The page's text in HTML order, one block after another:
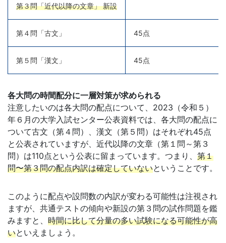
第３問「近代以降の文章」 新設
第４問「古文」 45点
第５問「漢文」 45点
各大問の時間配分に一層対策が求められる
注意したいのは各大問の配点について、2023（令和５）
年６月の大学入試センター公表資料では、各大問の配点に
ついて古文（第４問）、漢文（第５問）はそれぞれ45点
と公表されていますが、近代以降の文章（第１問～第３
問）は110点という公表に留まっています。つまり、 第１
問〜第３問の配点内訳は確定していないということです。
このように配点や設問数の内訳が変わる可能性は注視され
ますが、共通テストの傾向や新設の第３問の試作問題を鑑
みますと、 時間に比して分量の多い試験になる可能性が高
いといえましょう。